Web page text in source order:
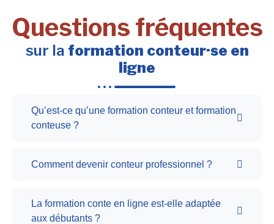
Questions fréquentes
sur la formation conteur·se en
ligne
Qu’est-ce qu’une formation conteur et formation
conteuse ?
Comment devenir conteur professionnel ?
La formation conte en ligne est-elle adaptée
aux débutants ?